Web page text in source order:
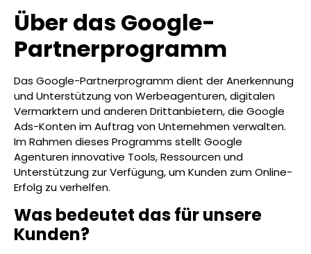
Über das Google-
Partnerprogramm
Das Google-Partnerprogramm dient der Anerkennung
und Unterstützung von Werbeagenturen, digitalen
Vermarktern und anderen Drittanbietern, die Google
Ads-Konten im Auftrag von Unternehmen verwalten.
Im Rahmen dieses Programms stellt Google
Agenturen innovative Tools, Ressourcen und
Unterstützung zur Verfügung, um Kunden zum Online-
Erfolg zu verhelfen.
Was bedeutet das für unsere
Kunden?